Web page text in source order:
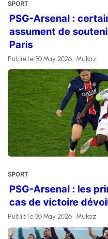
SPORT
PSG-Arsenal :
assument de
Paris
Publié le 30 May 2026 • Mukaz
SPORT
PSG-Arsenal : les
cas de victoire
Publié le 30 May 2026 • Mukaz